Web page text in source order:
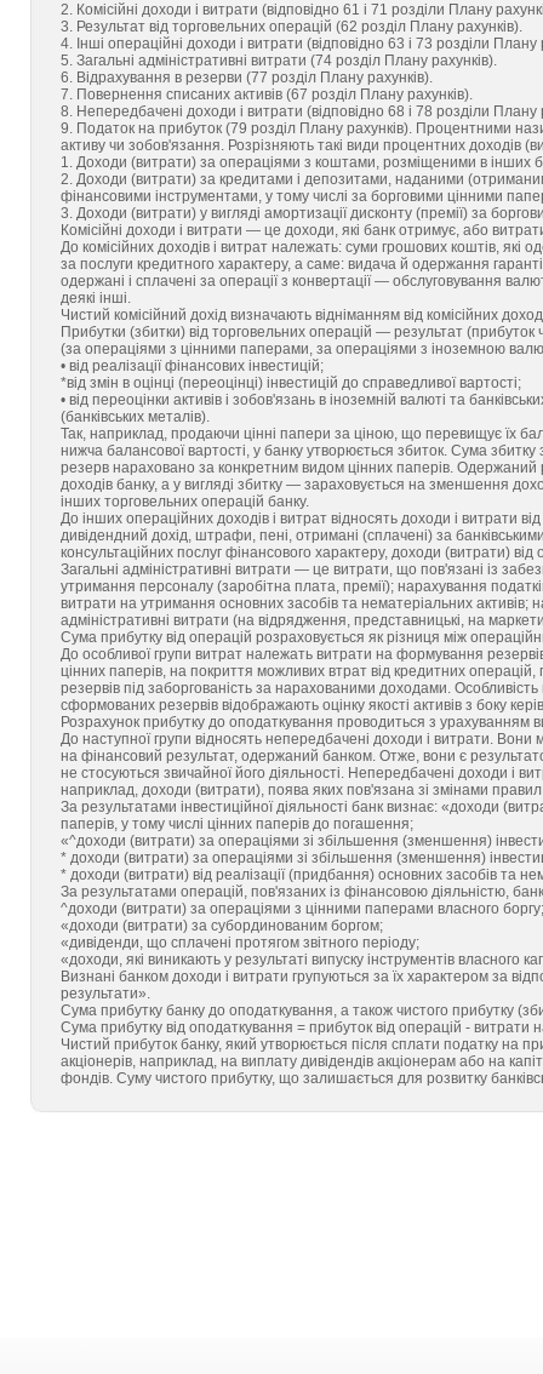
2. Комісійні доходи і витрати (відповідно 61 і 71 розділи Плану
3. Результат від торговельних операцій (62 розділ Плану рахунків).
4. Інші операційні доходи і витрати (відповідно 63 і 73 розділи Плану
5. Загальні адміністративні витрати (74 розділ Плану рахунків).
6. Відрахування в резерви (77 розділ Плану рахунків).
7. Повернення списаних активів (67 розділ Плану рахунків).
8. Непередбачені доходи і витрати (відповідно 68 і 78 розділи Плану
9. Податок на прибуток (79 розділ Плану рахунків). Процентними
активу чи зобов'язання. Розрізняють такі види процентних доходів
1. Доходи (витрати) за операціями з коштами, розміщеними в інших
2. Доходи (витрати) за кредитами і депозитами, наданими
фінансовими інструментами, у тому числі за борговими цінними
3. Доходи (витрати) у вигляді амортизації дисконту (премії) за
Комісійні доходи і витрати — це доходи, які банк отримує, або
До комісійних доходів і витрат належать: суми грошових коштів, які
за послуги кредитного характеру, а саме: видача й одержання
одержані і сплачені за операції з конвертації — обслуговування
деякі інші.
Чистий комісійний дохід визначають відніманням від комісійних
Прибутки (збитки) від торговельних операцій — результат (прибуток
(за операціями з цінними паперами, за операціями з іноземною
• від реалізації фінансових інвестицій;
*від змін в оцінці (переоцінці) інвестицій до справедливої вартості;
• від переоцінки активів і зобов'язань в іноземній валюті та
(банківських металів).
Так, наприклад, продаючи цінні папери за ціною, що перевищує їх
нижча балансової вартості, у банку утворюється збиток. Сума
резерв нараховано за конкретним видом цінних паперів. Одержаний
доходів банку, а у вигляді збитку — зараховується на зменшення
інших торговельних операцій банку.
До інших операційних доходів і витрат відносять доходи і витрати
дивідендний дохід, штрафи, пені, отримані (сплачені) за
консультаційних послуг фінансового характеру, доходи (витрати) від
Загальні адміністративні витрати — це витрати, що пов'язані із
утримання персоналу (заробітна плата, премії); нарахування
витрати на утримання основних засобів та нематеріальних активів;
адміністративні витрати (на відрядження, представницькі, на
Сума прибутку від операцій розраховується як різниця між
До особливої групи витрат належать витрати на формування
цінних паперів, на покриття можливих втрат від кредитних
резервів під заборгованість за нарахованими доходами.
сформованих резервів відображають оцінку якості активів з боку
Розрахунок прибутку до оподаткування проводиться з урахуванням
До наступної групи відносять непередбачені доходи і витрати.
на фінансовий результат, одержаний банком. Отже, вони є
не стосуються звичайної його діяльності. Непередбачені доходи і
наприклад, доходи (витрати), поява яких пов'язана зі змінами правил
За результатами інвестиційної діяльності банк визнає: «доходи
паперів, у тому числі цінних паперів до погашення;
«^доходи (витрати) за операціями зі збільшення (зменшення)
* доходи (витрати) за операціями зі збільшення (зменшення)
* доходи (витрати) від реалізації (придбання) основних засобів та
За результатами операцій, пов'язаних із фінансовою діяльністю,
^доходи (витрати) за операціями з цінними паперами власного боргу;
«доходи (витрати) за субординованим боргом;
«дивіденди, що сплачені протягом звітного періоду;
«доходи, які виникають у результаті випуску інструментів власного
Визнані банком доходи і витрати групуються за їх характером за
результати».
Сума прибутку банку до оподаткування, а також чистого прибутку
Сума прибутку від оподаткування = прибуток від операцій - витрати
Чистий прибуток банку, який утворюється після сплати податку на
акціонерів, наприклад, на виплату дивідендів акціонерам або на
фондів. Суму чистого прибутку, що залишається для розвитку